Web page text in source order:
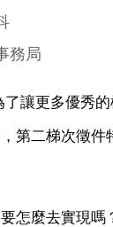
務局
讓更多優秀
第二梯次徵件
怎麼去實現嗎